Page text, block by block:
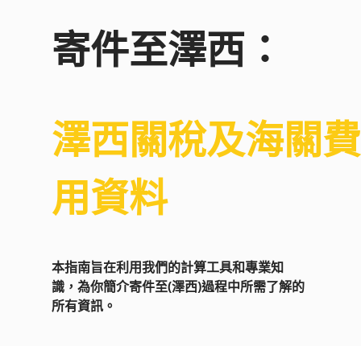
寄件至澤西 ：
澤西關稅及海關費
用資料
本指南旨在利用我們的計算工具和專業知
識，為你簡介寄件至(澤西)過程中所需了解的
所有資訊。